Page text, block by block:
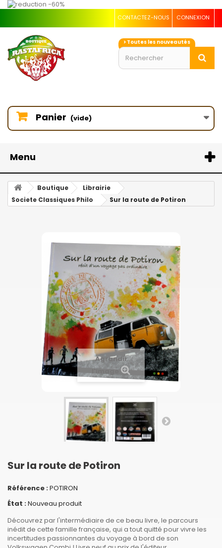
CONNEXION
CONTACTEZ-NOUS
> Toutes les nouveautés
Panier (vide)
Menu
Boutique
Librairie
Societe Classiques Philo
Sur la route de Potiron
Agrandir
l'image
Sur la route de Potiron
Référence :POTIRON
État :Nouveau produit
Découvrez par l'intermédiaire de ce beau livre, le parcours
inédit de cette famille française, qui a tout quitté pour vivre les
incertitudes passionnantes du voyage à bord de son